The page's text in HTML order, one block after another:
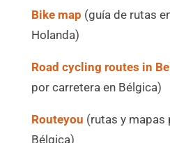
Bike map (guía de rutas
Holanda)
Road cycling routes in
por carretera en Bélgica)
Routeyou (rutas y mapas
Bélgica)